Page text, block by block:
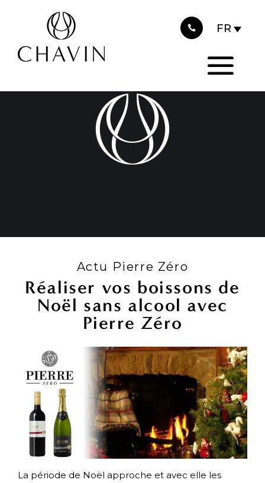
Actu Pierre Zéro
Réaliser vos boissons de
Noël sans alcool avec
Pierre Zéro
La période de Noël approche et avec elle les